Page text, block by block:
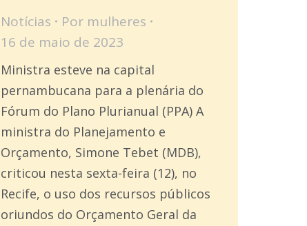
Notícias Por mulheres
16 de maio de 2023
Ministra esteve na capital
pernambucana para a plenária do
Fórum do Plano Plurianual (PPA) A
ministra do Planejamento e
Orçamento, Simone Tebet (MDB),
criticou nesta sexta-feira (12), no
Recife, o uso dos recursos públicos
oriundos do Orçamento Geral da